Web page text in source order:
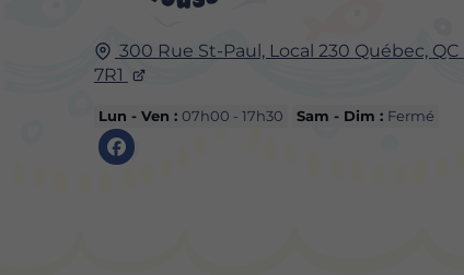
300 Rue St-Paul, Local 230 Québec, QC
7R1
Lun - Ven : 07h00 - 17h30 Sam - Dim : Fermé